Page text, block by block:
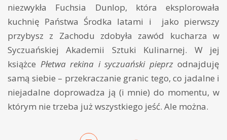
niezwykła Fuchsia Dunlop, która eksplorowała
kuchnię Państwa Środka latami i jako pierwszy
przybysz z Zachodu zdobyła zawód kucharza w
Syczuańskiej Akademii Sztuki Kulinarnej. W jej
książce Płetwa rekina i syczuański pieprzodnajduję
samą siebie – przekraczanie granic tego, co jadalne i
niejadalne doprowadza ją (i mnie) do momentu, w
którym nie trzeba już wszystkiego jeść. Ale można.